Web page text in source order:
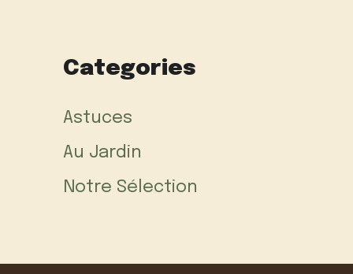
Categories
Astuces
Au Jardin
Notre Sélection